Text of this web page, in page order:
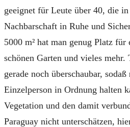
geeignet für Leute über 40, die in
Nachbarschaft in Ruhe und
5000 m² hat man genug Platz für
schönen Garten und vieles
gerade noch überschaubar,
Einzelperson in Ordnung halten
Vegetation und den damit
Paraguay nicht unterschätzen,